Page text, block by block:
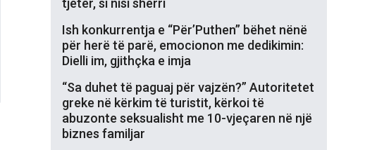
Ish konkurrentja e “Për’Puthen” bëhet nënë
për herë të parë, emocionon me dedikimin:
Dielli im, gjithçka e imja
“Sa duhet të paguaj për vajzën?” Autoritetet
greke në kërkim të turistit, kërkoi të
abuzonte seksualisht me 10-vjeçaren në një
biznes familjar